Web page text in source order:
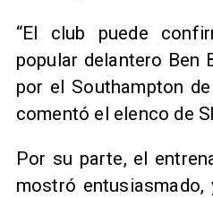
​“El club puede
popular delantero Ben
por el Southampton
comentó el elenco de
​Por su parte, el
mostró